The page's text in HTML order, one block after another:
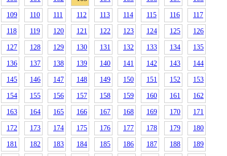
109 110 111 112 113 114 115 116 117
118 119 120 121 122 123 124 125 126
127 128 129 130 131 132 133 134 135
136 137 138 139 140 141 142 143 144
145 146 147 148 149 150 151 152 153
154 155 156 157 158 159 160 161 162
163 164 165 166 167 168 169 170 171
172 173 174 175 176 177 178 179 180
181 182 183 184 185 186 187 188 189